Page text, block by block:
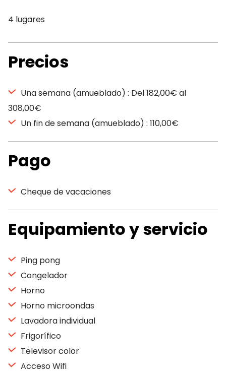
4 lugares
Precios
Una semana (amueblado) : Del 182,00€ al
308,00€
Un fin de semana (amueblado) : 110,00€
Pago
Cheque de vacaciones
Equipamiento y servicio
Ping pong
Congelador
Horno
Horno microondas
Lavadora individual
Frigorífico
Televisor color
Acceso Wifi